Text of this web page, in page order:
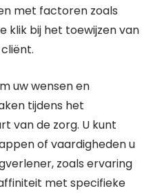
met factoren zoals
klik bij het toewijzen van
uw wensen en
tijdens het
van de zorg. U kunt
of vaardigheden u
zoals ervaring
met specifieke